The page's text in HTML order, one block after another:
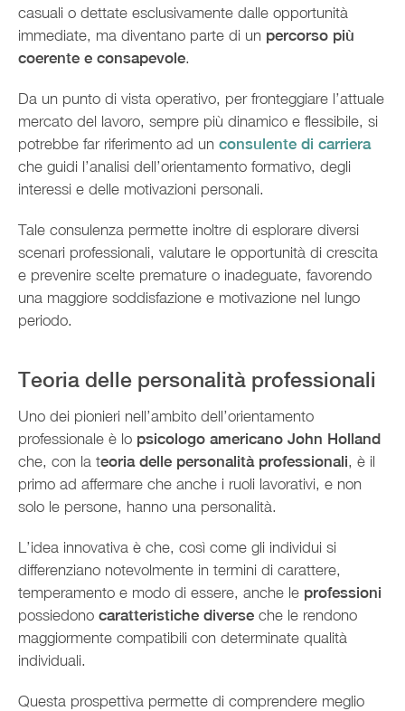
casuali o dettate esclusivamente dalle opportunità
immediate, ma diventano parte di un percorso più
coerente e consapevole.
Da un punto di vista operativo, per fronteggiare l’attuale
mercato del lavoro, sempre più dinamico e flessibile, si
potrebbe far riferimento ad un consulente di carriera
che guidi l’analisi dell’orientamento formativo, degli
interessi e delle motivazioni personali.
Tale consulenza permette inoltre di esplorare diversi
scenari professionali, valutare le opportunità di crescita
e prevenire scelte premature o inadeguate, favorendo
una maggiore soddisfazione e motivazione nel lungo
periodo.
Teoria delle personalità professionali
Uno dei pionieri nell’ambito dell’orientamento
professionale è lo psicologo americano John Holland
che, con la teoria delle personalità professionali, è il
primo ad affermare che anche i ruoli lavorativi, e non
solo le persone, hanno una personalità.
L’idea innovativa è che, così come gli individui si
differenziano notevolmente in termini di carattere,
temperamento e modo di essere, anche le professioni
possiedono caratteristiche diverse che le rendono
maggiormente compatibili con determinate qualità
individuali.
Questa prospettiva permette di comprendere meglio